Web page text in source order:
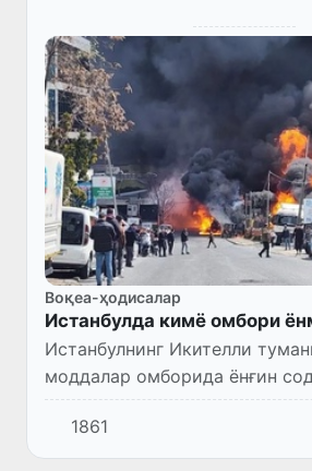
Воқеа-ҳодисалар
Истанбулда кимё омбори
Истанбулнинг Икителли
моддалар омборида ёнғин
1861